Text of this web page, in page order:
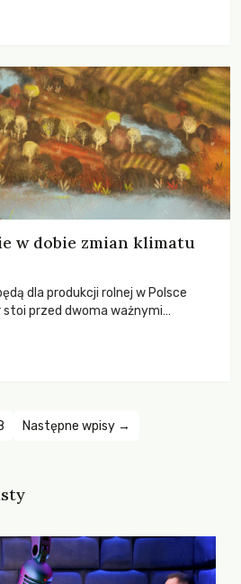
w dobie zmian klimatu
dla produkcji rolnej w Polsce
przed dwoma ważnymi
Wymagać to będzie
Następne wpisy →